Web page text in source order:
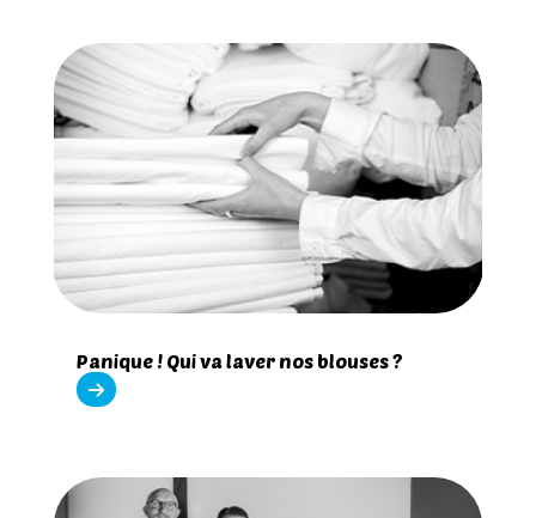
Panique ! Qui va laver nos blouses ?